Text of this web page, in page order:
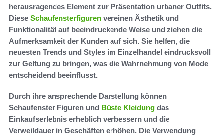
herausragendes Element zur Präsentation urbaner Outfits.
Diese Schaufensterfiguren vereinen Ästhetik und
Funktionalität auf beeindruckende Weise und ziehen die
Aufmerksamkeit der Kunden auf sich. Sie helfen, die
neuesten Trends und Styles im Einzelhandel eindrucksvoll
zur Geltung zu bringen, was die Wahrnehmung von Mode
entscheidend beeinflusst.
Durch ihre ansprechende Darstellung können
Schaufenster Figuren und Büste Kleidung das
Einkaufserlebnis erheblich verbessern und die
Verweildauer in Geschäften erhöhen. Die Verwendung